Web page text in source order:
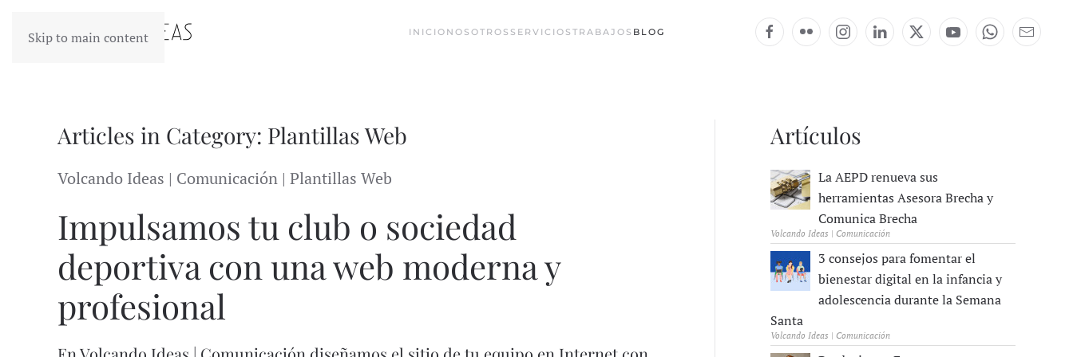
Skip to main content INICIO NOSOTROS SERVICIOS TRABAJOS BLOG
Articles in Category: Plantillas Web
Volcando Ideas | Comunicación | Plantillas Web
Impulsamos tu club o sociedad
deportiva con una web moderna y
profesional
Artículos
La AEPD renueva sus
herramientas Asesora Brecha y
Comunica Brecha
Volcando Ideas | Comunicación
3 consejos para fomentar el
bienestar digital en la infancia y
adolescencia durante la Semana
Santa
Volcando Ideas | Comunicación